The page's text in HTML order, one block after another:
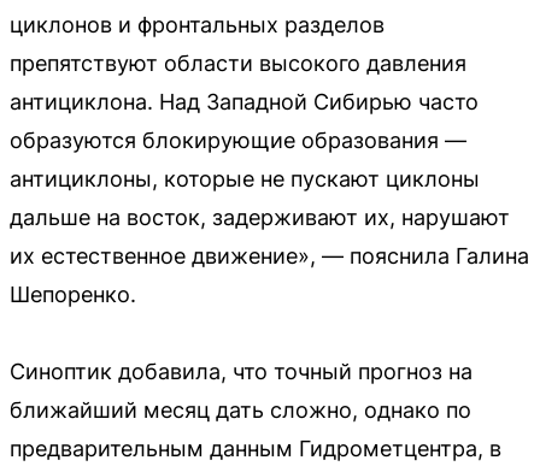
циклонов и фронтальных разделов
препятствуют области высокого давления
антициклона. Над Западной Сибирью часто
образуются блокирующие образования —
антициклоны, которые не пускают циклоны
дальше на восток, задерживают их, нарушают
их естественное движение», — пояснила Галина
Шепоренко.
Синоптик добавила, что точный прогноз на
ближайший месяц дать сложно, однако по
предварительным данным Гидрометцентра, в